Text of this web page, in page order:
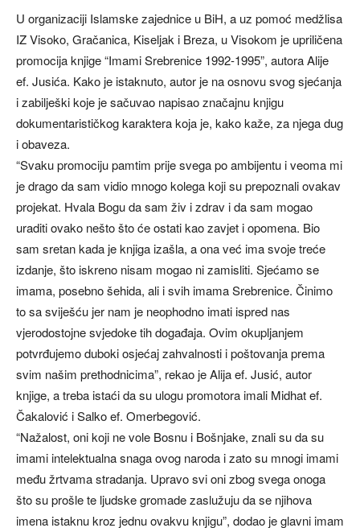
U organizaciji Islamske zajednice u BiH, a uz pomoć medžlisa
IZ Visoko, Gračanica, Kiseljak i Breza, u Visokom je upriličena
promocija knjige “Imami Srebrenice 1992-1995”, autora Alije
ef. Jusića. Kako je istaknuto, autor je na osnovu svog sjećanja
i zabilješki koje je sačuvao napisao značajnu knjigu
dokumentarističkog karaktera koja je, kako kaže, za njega dug
i obaveza.
“Svaku promociju pamtim prije svega po ambijentu i veoma mi
je drago da sam vidio mnogo kolega koji su prepoznali ovakav
projekat. Hvala Bogu da sam živ i zdrav i da sam mogao
uraditi ovako nešto što će ostati kao zavjet i opomena. Bio
sam sretan kada je knjiga izašla, a ona već ima svoje treće
izdanje, što iskreno nisam mogao ni zamisliti. Sjećamo se
imama, posebno šehida, ali i svih imama Srebrenice. Činimo
to sa sviješću jer nam je neophodno imati ispred nas
vjerodostojne svjedoke tih događaja. Ovim okupljanjem
potvrđujemo duboki osjećaj zahvalnosti i poštovanja prema
svim našim prethodnicima”, rekao je Alija ef. Jusić, autor
knjige, a treba istaći da su ulogu promotora imali Midhat ef.
Čakalović i Salko ef. Omerbegović.
“Nažalost, oni koji ne vole Bosnu i Bošnjake, znali su da su
imami intelektualna snaga ovog naroda i zato su mnogi imami
među žrtvama stradanja. Upravo svi oni zbog svega onoga
što su prošle te ljudske gromade zaslužuju da se njihova
imena istaknu kroz jednu ovakvu knjigu”, dodao je glavni imam